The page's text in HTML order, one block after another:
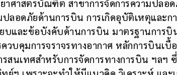
าศาสตรบัณฑิต สาขาการจัดการความปลอ
มปลอดภัยด้านการบิน การเกิดอุบัติเหตุและก
บและข้อบังคับด้านการบิน มาตรฐานการบิ
บคุมการจราจรทางอากาศ หลักการบินเบื้อ
รสนเทศสำหรับการจัดการทางการบิน ฯลฯ